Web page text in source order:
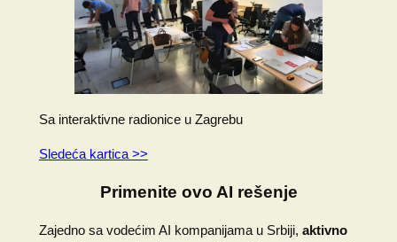
Sa interaktivne radionice u Zagrebu
Sledeća kartica >>
Primenite ovo AI rešenje
Zajedno sa vodećim AI kompanijama u Srbiji, aktivno